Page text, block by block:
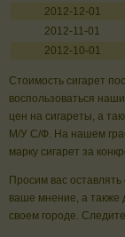
2012-12-01
2012-11-01
2012-10-01
Стоимость сигарет
воспользоваться
цен на сигареты, а
М/У С/Ф. На нашем
марку сигарет за
Просим вас
ваше мнение, а
своем городе.